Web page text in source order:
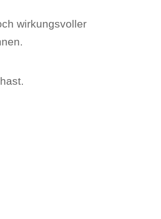
wirkungsvoller